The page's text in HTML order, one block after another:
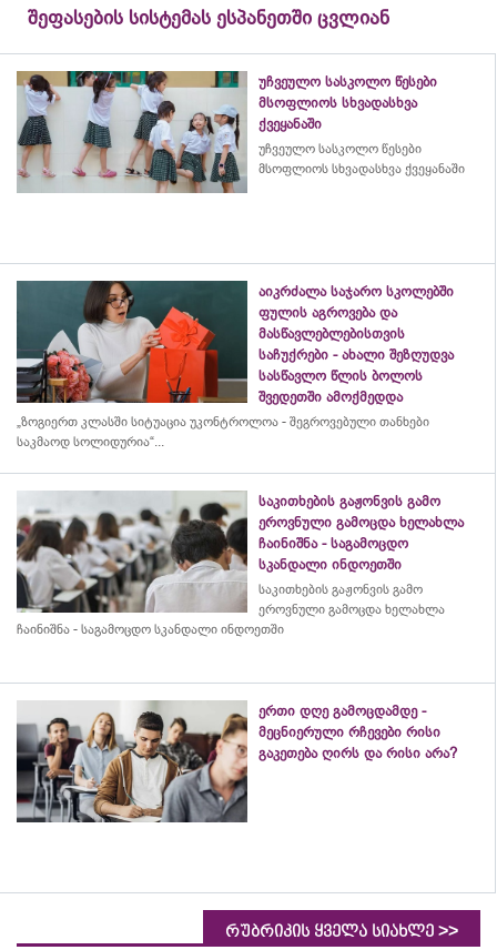
შეფასების სისტემას ესპანეთში ცვლიან
უჩვეულო სასკოლო წესები
მსოფლიოს სხვადასხვა
ქვეყანაში
უჩვეულო სასკოლო წესები
მსოფლიოს სხვადასხვა ქვეყანაში
აიკრძალა საჯარო სკოლებში
ფულის აგროვება და
მასწავლებლებისთვის
საჩუქრები - ახალი შეზღუდვა
სასწავლო წლის ბოლოს
შვედეთში ამოქმედდა
„ზოგიერთ კლასში სიტუაცია უკონტროლოა - შეგროვებული თანხები
საკმაოდ სოლიდურია“...
საკითხების გაჟონვის გამო
ეროვნული გამოცდა ხელახლა
ჩაინიშნა - საგამოცდო
სკანდალი ინდოეთში
საკითხების გაჟონვის გამო
ეროვნული გამოცდა ხელახლა
ჩაინიშნა - საგამოცდო სკანდალი ინდოეთში
ერთი დღე გამოცდამდე -
მეცნიერული რჩევები რისი
გაკეთება ღირს და რისი არა?
რუბრიკის ყველა სიახლე >>